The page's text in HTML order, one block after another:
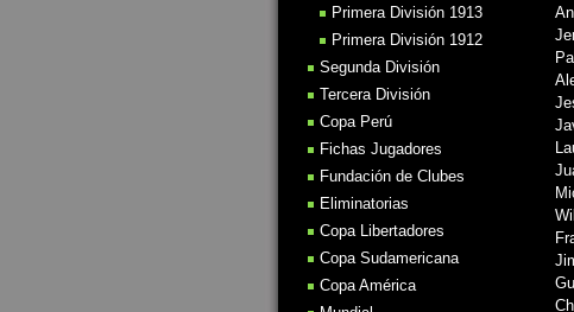
Primera División 1913
Primera División 1912
Segunda División
Tercera División
Copa Perú
Fichas Jugadores
Fundación de Clubes
Eliminatorias
Copa Libertadores
Copa Sudamericana
Copa América